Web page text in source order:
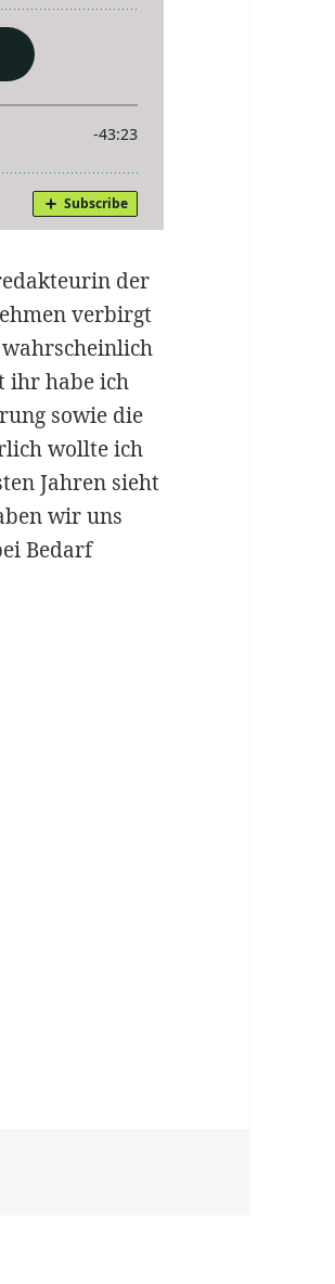
der
verbirgt
ihr habe ich
sowie die
wollte ich
Jahren sieht
wir uns
Bedarf